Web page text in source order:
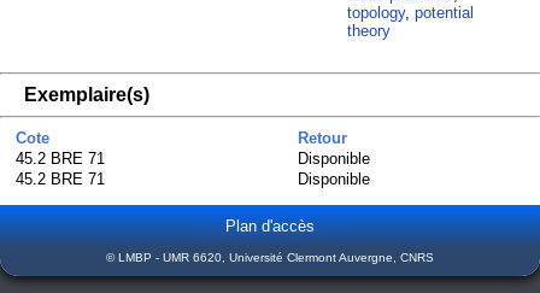
topology,potential
theory
Exemplaire(s)
Cote
Retour
45.2 BRE 71
Disponible
45.2 BRE 71
Disponible
Plan d'accès
© LMBP - UMR 6620, Université Clermont Auvergne, CNRS